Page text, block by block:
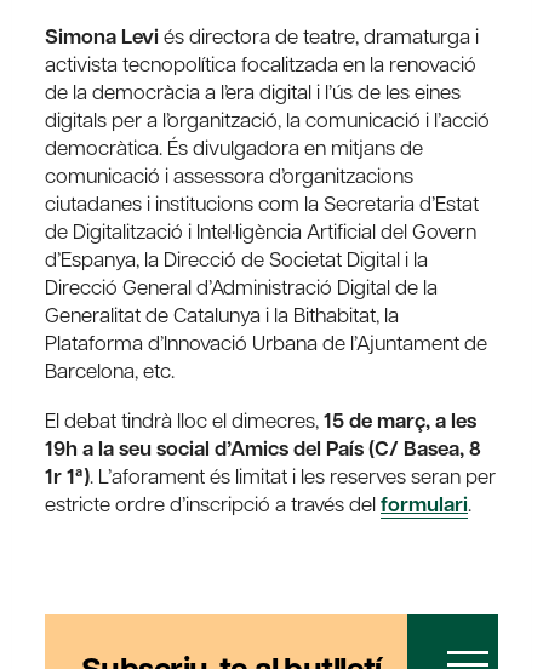
Simona Levi és directora de teatre, dramaturga i
activista tecnopolítica focalitzada en la renovació
de la democràcia a l’era digital i l’ús de les eines
digitals per a l’organització, la comunicació i l’acció
democràtica. És divulgadora en mitjans de
comunicació i assessora d’organitzacions
ciutadanes i institucions com la Secretaria d’Estat
de Digitalització i Intel·ligència Artificial del Govern
d’Espanya, la Direcció de Societat Digital i la
Direcció General d’Administració Digital de la
Generalitat de Catalunya i la Bithabitat, la
Plataforma d’Innovació Urbana de l’Ajuntament de
Barcelona, etc.
El debat tindrà lloc el dimecres,15 de març, a les
19h a la seu social d’Amics del País (C/ Basea, 8
1r 1ª). L’aforament és limitat i les reserves seran per
estricte ordre d’inscripció a través delformulari.